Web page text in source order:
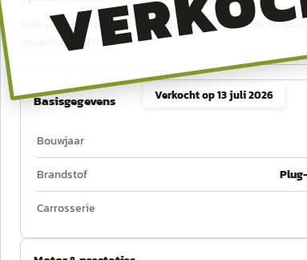
Verkocht op13 juli 2026
Volkswagen Tiguan 1.4 E-hybride uit 2022, 149 pk,
december 2026.
Basisgegevens
Bouwjaar
Brandstof
Carrosserie